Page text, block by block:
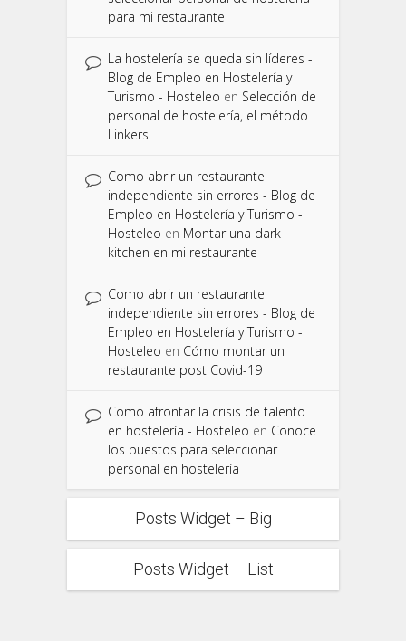
para mi restaurante
La hostelería se queda sin líderes -
Blog de Empleo en Hostelería y
Turismo - Hosteleo en Selección de
personal de hostelería, el método
Linkers
Como abrir un restaurante
independiente sin errores - Blog de
Empleo en Hostelería y Turismo -
Hosteleo en Montar una dark
kitchen en mi restaurante
Como abrir un restaurante
independiente sin errores - Blog de
Empleo en Hostelería y Turismo -
Hosteleo en Cómo montar un
restaurante post Covid-19
Como afrontar la crisis de talento
en hostelería - Hosteleo en Conoce
los puestos para seleccionar
personal en hostelería
Posts Widget – Big
Posts Widget – List